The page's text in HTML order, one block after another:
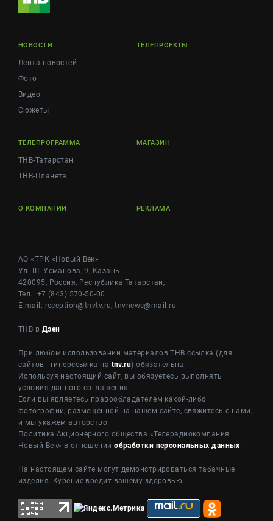
НОВОСТИ
Лента новостей
Фото
Видео
Сюжеты
ТЕЛЕПРОЕКТЫ
ТЕЛЕПРОГРАММА
ТНВ-Татарстан
ТНВ-Планета
МАГАЗИН
О КОМПАНИИ РЕКЛАМА
АО «ТРК «Новый Век»
Ул. Ш. Усманова, 9, Казань
420095, Россия, Республика Татарстан,
Тел.: +7 (843) 570-50-00
E-mail: reception@tnvtv.ru,tnvnews@mail.ru
ТНВ в Дзен
При любом использовании материалов ТНВ ссылка (для
сайтов - гиперссылка на tnv.ru) обязательна.
Используя настоящий сайт, вы обязуетесь выполнять
условия данного соглашения.
Если вы являетесь правообладателем какой-либо
фотографии, размещенной на нашем сайте, свяжитесь с нами,
и мы укажем авторство.
Политика Акционерного общества «Телерадиокомпания
Новый Век» в отношенииобработки персональных данных.
На настоящем сайте могут демонстрироваться табачные
изделия. Курение вредит вашему здоровью.